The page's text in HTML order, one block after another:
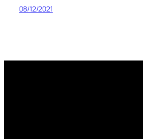
08/12/2021